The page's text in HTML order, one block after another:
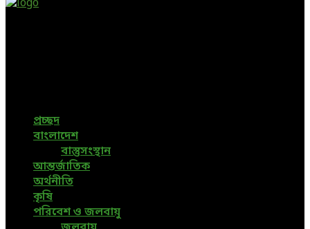
প্রচ্ছদ
বাংলাদেশ
বাস্তুসংস্থান
আন্তর্জাতিক
অর্থনীতি
কৃষি
পরিবেশ ও জলবায়ু